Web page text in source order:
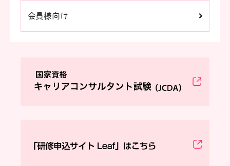
会員様向け